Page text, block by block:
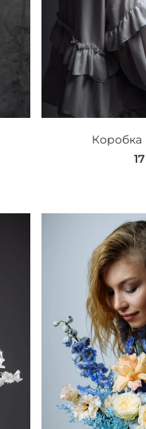
Коробка